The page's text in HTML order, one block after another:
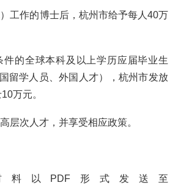
工作的博士后，杭州市给予每人40万
件的全球本科及以上学历应届毕业生
留学人员、外国人才），杭州市发放
万元。
层次人才，并享受相应政策。
料以PDF形式发送至